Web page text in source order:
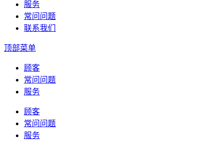
服务
常问问题
联系我们
顶部菜单
顾客
常问问题
服务
顾客
常问问题
服务